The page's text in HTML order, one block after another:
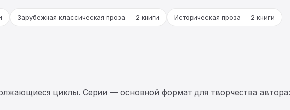
Зарубежная классическая проза — 2 книги Историческая проза — 2 книги
циклы. Серии — основной формат для творчества автора: